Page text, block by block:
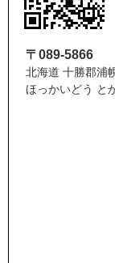
〒089-5866
北海道 十勝郡浦
ほっかいどう と